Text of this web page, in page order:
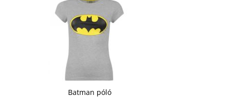
Batman póló